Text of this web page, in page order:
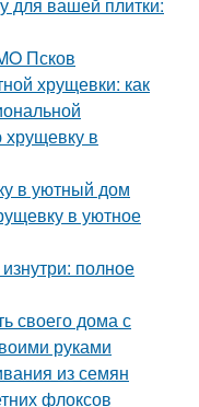
Псков
хрущевки: как
хрущевку в
в уютный дом
в уютное
полное
своего дома с
руками
из семян
флоксов